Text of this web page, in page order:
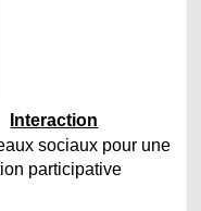
Interaction
sociaux pour une
participative